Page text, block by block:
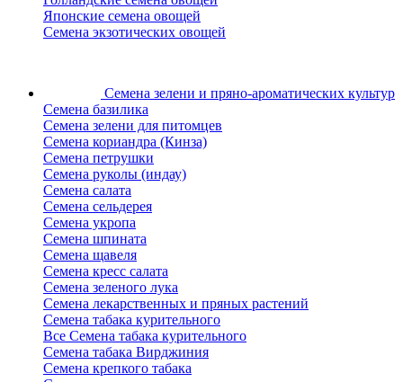
Японские семена овощей
Семена экзотических овощей
Семена зелени и пряно-ароматических культур
Семена базилика
Семена зелени для питомцев
Семена кориандра (Кинза)
Семена петрушки
Семена руколы (индау)
Семена салата
Семена сельдерея
Семена укропа
Семена шпината
Семена щавеля
Семена кресс салата
Семена зеленого лука
Семена лекарственных и пряных растений
Семена табака курительного
Все Семена табака курительного
Семена табака Вирджиния
Семена крепкого табака